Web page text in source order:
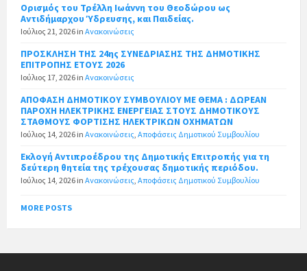
Ορισμός του Τρέλλη Ιωάννη του Θεοδώρου ως
Αντιδήμαρχου Ύδρευσης, και Παιδείας.
Ιούλιος 21, 2026 in Ανακοινώσεις
ΠΡΟΣΚΛΗΣΗ ΤΗΣ 24ης ΣΥΝΕΔΡΙΑΣΗΣ ΤΗΣ ΔΗΜΟΤΙΚΗΣ
ΕΠΙΤΡΟΠΗΣ ΕΤΟΥΣ 2026
Ιούλιος 17, 2026 in Ανακοινώσεις
ΑΠΟΦΑΣΗ ΔΗΜΟΤΙΚΟΥ ΣΥΜΒΟΥΛΙΟΥ ΜΕ ΘΕΜΑ : ΔΩΡΕΑΝ
ΠΑΡΟΧΗ ΗΛΕΚΤΡΙΚΗΣ ΕΝΕΡΓΕΙΑΣ ΣΤΟΥΣ ΔΗΜΟΤΙΚΟΥΣ
ΣΤΑΘΜΟΥΣ ΦΟΡΤΙΣΗΣ ΗΛΕΚΤΡΙΚΩΝ ΟΧΗΜΑΤΩΝ
Ιούλιος 14, 2026 in Ανακοινώσεις Αποφάσεις Δημοτικού Συμβουλίου
Εκλογή Αντιπροέδρου της Δημοτικής Επιτροπής για τη
δεύτερη θητεία της τρέχουσας δημοτικής περιόδου.
Ιούλιος 14, 2026 in Ανακοινώσεις Αποφάσεις Δημοτικού Συμβουλίου
MORE POSTS